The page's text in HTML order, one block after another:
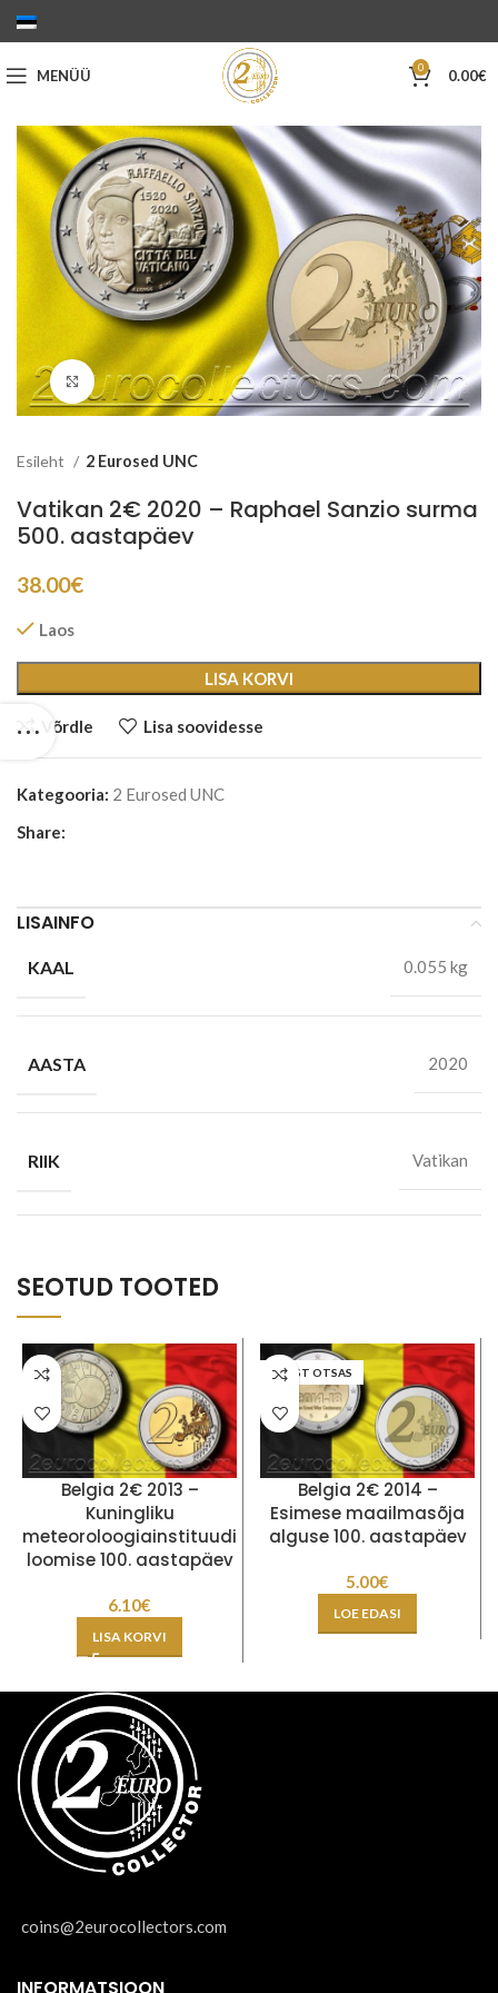
MENÜÜ 0 0.00€
Suurenda
Esileht 2 Eurosed UNC
Vatikan 2€ 2020 – Raphael Sanzio surma
500. aastapäev
38.00€
Laos
LISA KORVI
Võrdle Lisa soovidesse
Kategooria: 2 Eurosed UNC
Share:
LISAINFO
KAAL 0.055 kg
AASTA 2020
RIIK Vatikan
SEOTUD TOOTED
Belgia 2€ 2013 –
Kuningliku
meteoroloogiainstituudi
loomise 100. aastapäev
6.10€
LISA KORVI
LAOST OTSAS
Belgia 2€ 2014 –
Esimese maailmasõja
alguse 100. aastapäev
5.00€
LOE EDASI
coins@2eurocollectors.com
INFORMATSIOON